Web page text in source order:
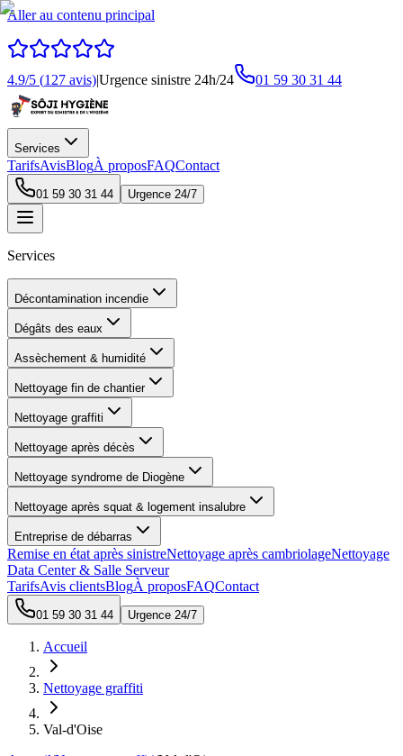
Aller au contenu principal
4.9/5 (127 avis)|Urgence sinistre 24h/24 01 59 30 31 44
Services
TarifsAvisBlogÀ proposFAQContact
01 59 30 31 44 Urgence 24/7
Services
Décontamination incendie
Dégâts des eaux
Assèchement & humidité
Nettoyage fin de chantier
Nettoyage graffiti
Nettoyage après décès
Nettoyage syndrome de Diogène
Nettoyage après squat & logement insalubre
Entreprise de débarras
Remise en état après sinistreNettoyage après cambriolageNettoyage
Data Center & Salle Serveur
TarifsAvis clientsBlogÀ proposFAQContact
01 59 30 31 44 Urgence 24/7
Accueil
Nettoyage graffiti
Val-d'Oise